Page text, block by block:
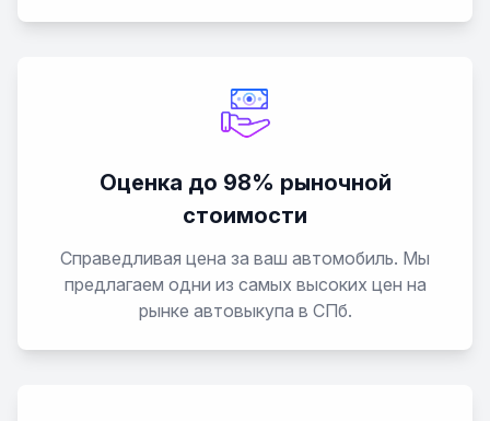
Оценка до 98% рыночной
стоимости
Справедливая цена за ваш автомобиль. Мы
предлагаем одни из самых высоких цен на
рынке автовыкупа в СПб.